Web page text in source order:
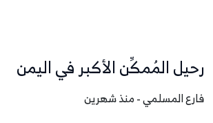
رحيل المُمكِّن الأكبر في اليمن
فارع المسلمي - منذ شهرين